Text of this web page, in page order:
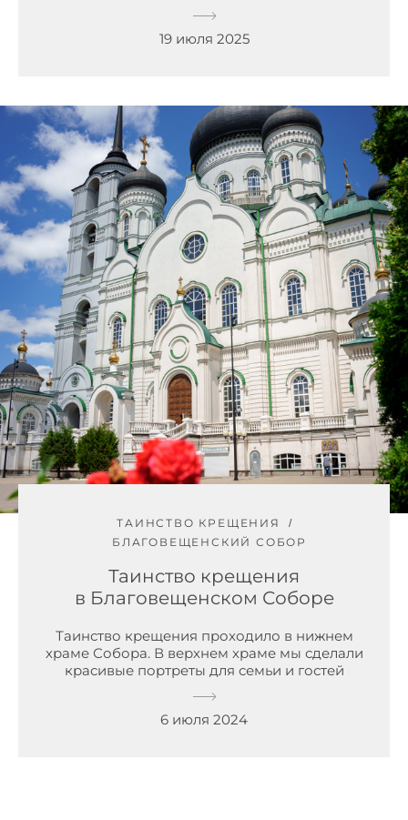
19 июля 2025
ТАИНСТВО КРЕЩЕНИЯ
БЛАГОВЕЩЕНСКИЙ СОБОР
Таинство крещения
в Благовещенском Соборе
Таинство крещения проходило в нижнем
храме Собора. В верхнем храме мы сделали
красивые портреты для семьи и гостей
6 июля 2024